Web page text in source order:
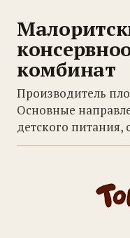
комбинат
Производитель
Основные
детского